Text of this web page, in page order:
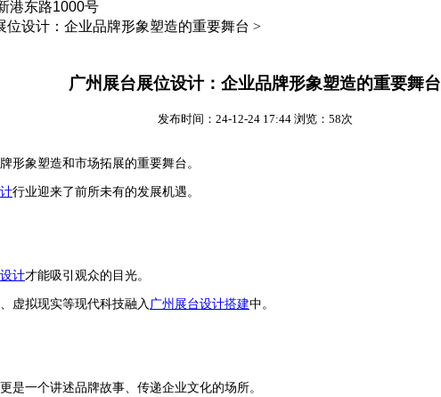
港东路1000号
位设计：企业品牌形象塑造的重要舞台 >
广州展台展位设计：企业品牌形象塑造的重要舞台
发布时间：24-12-24 17:44 浏览：58次
形象塑造和市场拓展的重要舞台。
行业迎来了前所未有的发展机遇。
计才能吸引观众的目光。
虚拟现实等现代科技融入 广州展台设计搭建中。
是一个讲述品牌故事、传递企业文化的场所。